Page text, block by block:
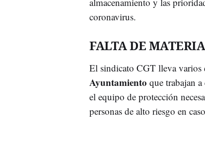
coronavirus.
FALTA DE
El sindicato CGT lleva varios
Ayuntamiento que trabajan
el equipo de protección
personas de alto riesgo en